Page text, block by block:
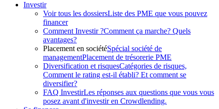
Investir
Voir tous les dossiersListe des PME que vous pouvez
financer
Comment Investir ?Comment ça marche? Quels
avantages?
Placement en sociétéSpécial société de
managementPlacement de trésorerie PME
Diversification et risquesCatégories de risques,
Comment le rating est-il établi? Et comment se
diversifier?
FAQ InvestirLes réponses aux questions que vous vous
posez avant d'investir en Crowdlending.